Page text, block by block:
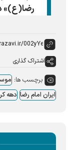
رضا(ع)»
اشتراک گذاری
برچسب ها:
ایران امام رضا دهه